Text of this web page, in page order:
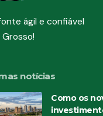
ágil e confiável
notícias
Como os